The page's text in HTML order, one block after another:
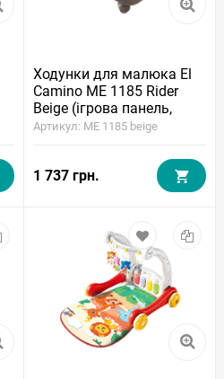
Ходунки для малюка El
Camino ME 1185 Rider
Beige (ігрова панель,
музика, підсвічування)
Артикул: ME 1185 beige
1 737 грн.